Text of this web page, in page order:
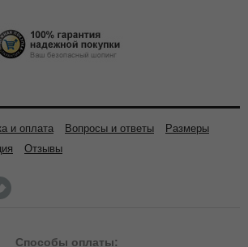
и оплата Вопросы и ответы
Размеры
Отзывы
Способы оплаты: